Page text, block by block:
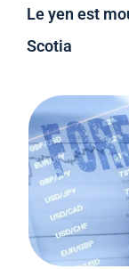
Le yen est
Scotia